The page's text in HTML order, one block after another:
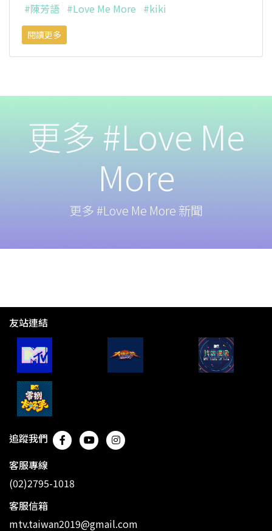
#陳芳語 #Love Me More #kiki
閱讀更多
更多 #Love Me
More
更多 #Love Me More 新聞
友站連結
追蹤我們
客服專線
(02)2795-1018
客服信箱
mtv.taiwan2019@gmail.com